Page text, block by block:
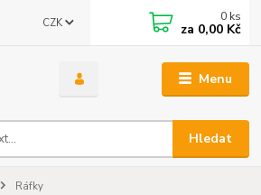
Menu
CZK
Hledat
0 ks
za 0,00 Kč
Ráfky